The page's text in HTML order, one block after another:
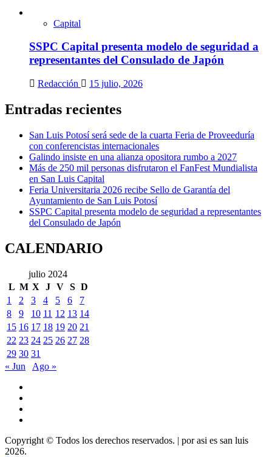
Capital
SSPC Capital presenta modelo de seguridad a
representantes del Consulado de Japón
Redacción 15 julio, 2026
Entradas recientes
San Luis Potosí será sede de la cuarta Feria de Proveeduría
con conferencistas internacionales
Galindo insiste en una alianza opositora rumbo a 2027
Más de 250 mil personas disfrutaron el FanFest Mundialista
en San Luis Capital
Feria Universitaria 2026 recibe Sello de Garantía del
Ayuntamiento de San Luis Potosí
SSPC Capital presenta modelo de seguridad a representantes
del Consulado de Japón
CALENDARIO
julio 2024
L M X J V S D
1
2 3 4 5 6
7
8
9 10 11 12 13 14
15 16 17 18 19 20 21
22 23 24 25 26 27 28
29 30 31
« Jun
Ago »
Copyright © Todos los derechos reservados. | por asi es san luis
2026.